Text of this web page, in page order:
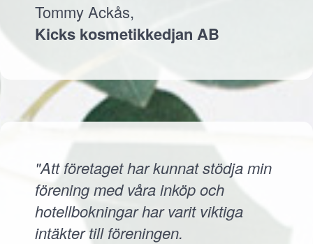
Tommy Ackås,
Kicks kosmetikkedjan AB
"Att företaget har kunnat stödja min
förening med våra inköp och
hotellbokningar har varit viktiga
intäkter till föreningen.